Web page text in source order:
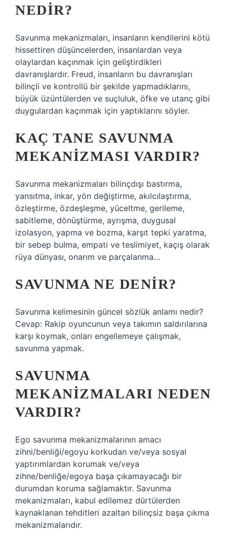
NEDIR?
Savunma mekanizmaları, insanların kendilerini kötü
hissettiren düşüncelerden, insanlardan veya
olaylardan kaçınmak için geliştirdikleri
davranışlardır. Freud, insanların bu davranışları
bilinçli ve kontrollü bir şekilde yapmadıklarını,
büyük üzüntülerden ve suçluluk, öfke ve utanç gibi
duygulardan kaçınmak için yaptıklarını söyler.
KAÇ TANE SAVUNMA
MEKANIZMASI VARDIR?
Savunma mekanizmaları bilinçdışı bastırma,
yansıtma, inkar, yön değiştirme, akılcılaştırma,
özleştirme, özdeşleşme, yüceltme, gerileme,
sabitleme, dönüştürme, ayrışma, duygusal
izolasyon, yapma ve bozma, karşıt tepki yaratma,
bir sebep bulma, empati ve teslimiyet, kaçış olarak
rüya dünyası, onarım ve parçalanma…
SAVUNMA NE DENIR?
Savunma kelimesinin güncel sözlük anlamı nedir?
Cevap: Rakip oyuncunun veya takımın saldırılarına
karşı koymak, onları engellemeye çalışmak,
savunma yapmak.
SAVUNMA
MEKANIZMALARI NEDEN
VARDIR?
Ego savunma mekanizmalarının amacı
zihni/benliği/egoyu korkudan ve/veya sosyal
yaptırımlardan korumak ve/veya
zihne/benliğe/egoya başa çıkamayacağı bir
durumdan koruma sağlamaktır. Savunma
mekanizmaları, kabul edilemez dürtülerden
kaynaklanan tehditleri azaltan bilinçsiz başa çıkma
mekanizmalarıdır.